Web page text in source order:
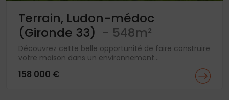
Terrain, Ludon-médoc
(Gironde 33) - 548m²
Découvrez cette belle opportunité de faire construire
votre maison dans un environnement...
158 000 €